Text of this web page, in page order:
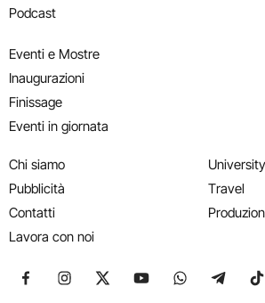
Podcast
Eventi e Mostre
Inaugurazioni
Finissage
Eventi in giornata
Chi siamo
Pubblicità
Contatti
Lavora con noi
University
Travel
Seguici su Facebook
Seguici su Instagram
Seguici su X
Seguici su YouTube
Seguici su
Seguici